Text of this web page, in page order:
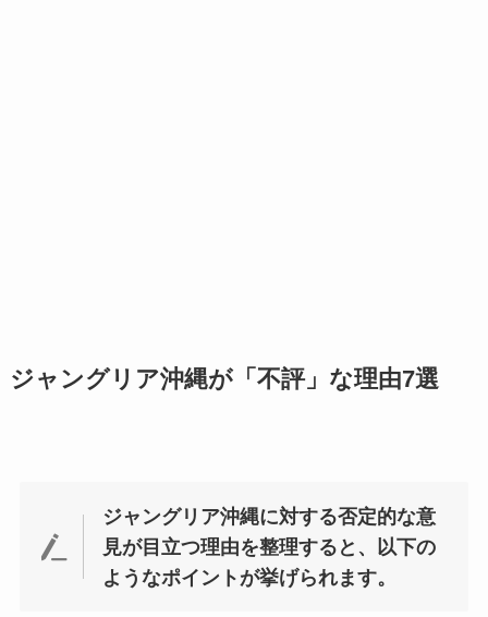
ジャングリア沖縄が「不評」な理由7選
ジャングリア沖縄に対する否定的な意
見が目立つ理由を整理すると、以下の
ようなポイントが挙げられます。